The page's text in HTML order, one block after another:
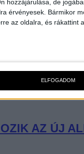
hozzájárulása, de
érvényesek. Bármikor
az oldalra, és rákattint
ELFOGADOM
AZ ÚJ